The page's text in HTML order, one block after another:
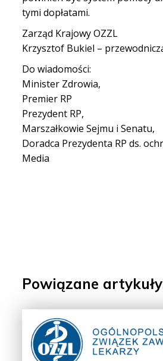
tymi dopłatami.
Zarząd Krajowy OZZL
Krzysztof Bukiel –
Do wiadomości:
Minister Zdrowia,
Premier RP
Prezydent RP,
Marszałkowie Sejmu i Senatu,
Doradca Prezydenta RP ds.
Media
Powiązane